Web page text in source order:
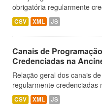
obrigatória regularmente
CSV XML JS
Canais de
Credenciadas na
Relação geral dos canais
regularmente credenciadas
CSV XML JS